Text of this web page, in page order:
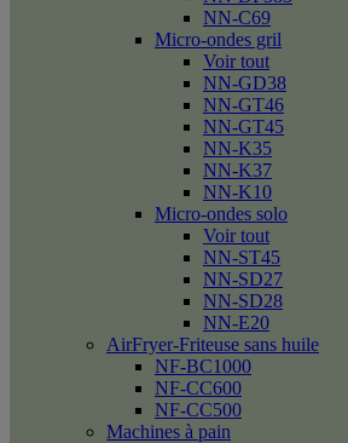
NN-C69
Micro-ondes gril
Voir tout
NN-GD38
NN-GT46
NN-GT45
NN-K35
NN-K37
NN-K10
Micro-ondes solo
Voir tout
NN-ST45
NN-SD27
NN-SD28
NN-E20
AirFryer-Friteuse sans huile
NF-BC1000
NF-CC600
NF-CC500
Machines à pain